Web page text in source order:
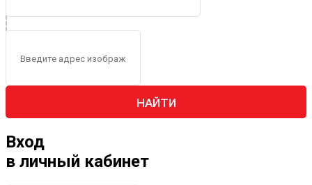
НАЙТИ
Вход
в личный кабинет